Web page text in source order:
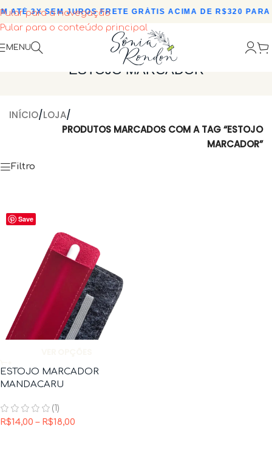
Pular para a navegação
Pular para o conteúdo principal
ATÉ 3X SEM JUROS•FRETE GRÁTIS ACIMA DE R$320 PARA
MENU
ESTOJO MARCADOR
INÍCIO/LOJA/
PRODUTOS MARCADOS COM A TAG “ESTOJO
MARCADOR”
Filtro
Save
ESTOJO MARCADOR
MANDACARU
(1)
R$14,00 – R$18,00